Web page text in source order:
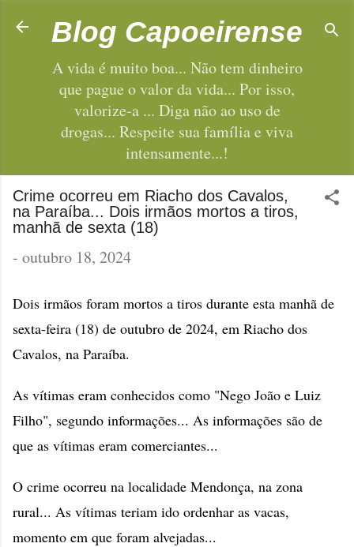
Pular para o conteúdo principal
Blog Capoeirense
A vida é muito boa... Não tem dinheiro
que pague o valor da vida... Por isso,
valorize-a ... Diga não ao uso de
drogas... Respeite sua família e viva
intensamente...!
Crime ocorreu em Riacho dos Cavalos,
na Paraíba... Dois irmãos mortos a tiros,
manhã de sexta (18)
- outubro 18, 2024
Dois irmãos foram mortos a tiros durante esta manhã de
sexta-feira (18) de outubro de 2024, em Riacho dos
Cavalos, na Paraíba.
As vítimas eram conhecidos como "Nego João e Luiz
Filho", segundo informações... As informações são de
que as vítimas eram comerciantes...
O crime ocorreu na localidade Mendonça, na zona
rural... As vítimas teriam ido ordenhar as vacas,
momento em que foram alvejadas...